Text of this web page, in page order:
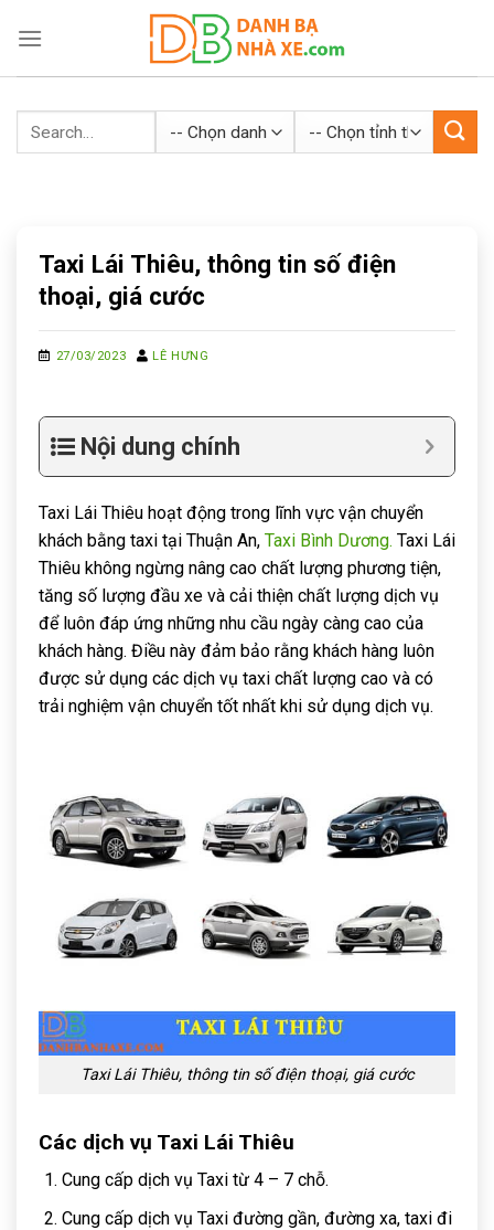
Taxi Lái Thiêu, thông tin số điện
thoại, giá cước
27/03/2023 LÊ HƯNG
Nội dung chính
Taxi Lái Thiêu hoạt động trong lĩnh vực vận chuyển
khách bằng taxi tại Thuận An, Taxi Bình Dương. Taxi Lái
Thiêu không ngừng nâng cao chất lượng phương tiện,
tăng số lượng đầu xe và cải thiện chất lượng dịch vụ
để luôn đáp ứng những nhu cầu ngày càng cao của
khách hàng. Điều này đảm bảo rằng khách hàng luôn
được sử dụng các dịch vụ taxi chất lượng cao và có
trải nghiệm vận chuyển tốt nhất khi sử dụng dịch vụ.
Taxi Lái Thiêu, thông tin số điện thoại, giá cước
Các dịch vụ Taxi Lái Thiêu
Cung cấp dịch vụ Taxi từ 4 – 7 chỗ.
Cung cấp dịch vụ Taxi đường gần, đường xa, taxi đi